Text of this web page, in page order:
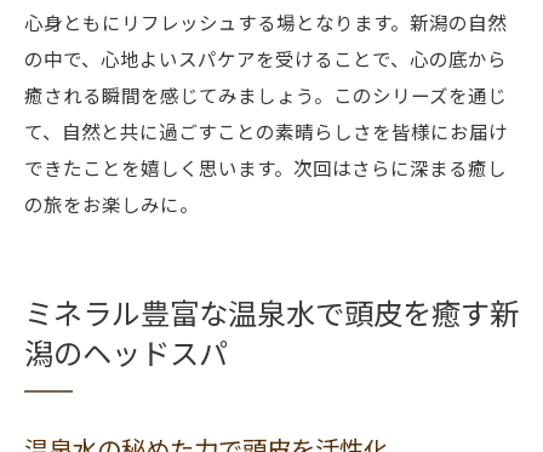
心身ともにリフレッシュする場となります。新潟の自然
の中で、心地よいスパケアを受けることで、心の底から
癒される瞬間を感じてみましょう。このシリーズを通じ
て、自然と共に過ごすことの素晴らしさを皆様にお届け
できたことを嬉しく思います。次回はさらに深まる癒し
の旅をお楽しみに。
ミネラル豊富な温泉水で頭皮を癒す新
潟のヘッドスパ